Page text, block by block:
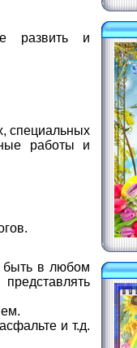
развить и
специальных
работы и
быть в любом
и т.д.